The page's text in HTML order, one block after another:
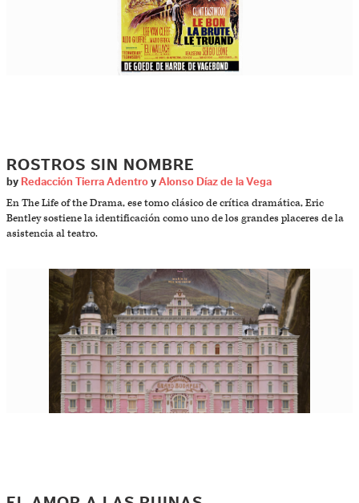
ROSTROS SIN NOMBRE
by Redacción Tierra Adentro y Alonso Díaz de la Vega
En The Life of the Drama, ese tomo clásico de crítica dramática, Eric
Bentley sostiene la identificación como uno de los grandes placeres de la
asistencia al teatro.